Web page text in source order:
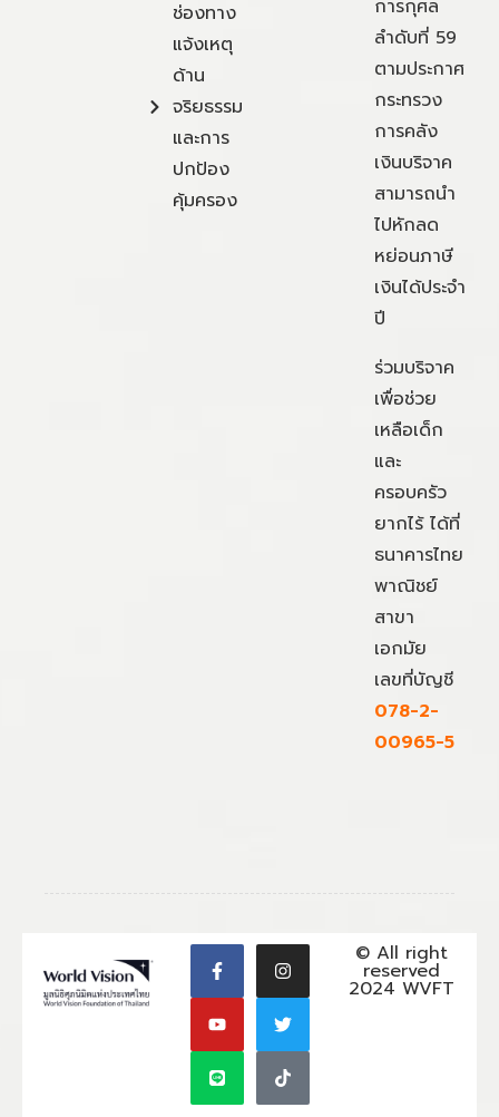
ช่องทาง
แจ้งเหตุ
ด้าน
จริยธรรม
และการ
ปกป้อง
คุ้มครอง
การกุศล
ลำดับที่ 59
ตามประกาศ
กระทรวง
การคลัง
เงินบริจาค
สามารถนำ
ไปหักลด
หย่อนภาษี
เงินได้ประจำ
ปี
ร่วมบริจาค
เพื่อช่วย
เหลือเด็ก
และ
ครอบครัว
ยากไร้ ได้ที่
ธนาคารไทย
พาณิชย์
สาขา
เอกมัย
เลขที่บัญชี
078-2-
00965-5
© All right
reserved
2024 WVFT